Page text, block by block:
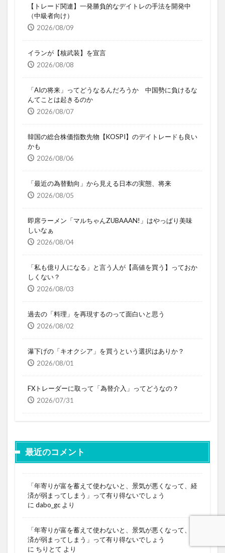
【トレード関連】一発勝負的なデイトレの手法を開発中
（中級者向け）
2026/08/09
イランが【核武装】を宣言
2026/08/08
「AIの将来」ってどうなるんだろうか 中国勢に負けるな
んてことは起きるのか
2026/08/07
韓国の総合株価指数先物【KOSPI】のデイトレードも良い
かも
2026/08/06
「最近の為替動向」から見える日本の実態、将来
2026/08/05
即席ラーメン「マルちゃんZUBAAAN!」はやっぱり美味
しいなぁ
2026/08/04
「私も億り人になる」と言う人が【高値を買う】っておか
しくない？
2026/08/03
過去の「料理」を再現するのって面白いと思う
2026/08/02
瀑下げの「キオクシア」を買うという選択はありか？
2026/08/01
FXトレーダーに取って「為替介入」ってどうなの？
2026/07/31
最近のコメント
「年寄りが富を蓄えて使わないと、景気が悪くなって、経
済が弱まってしまう」って有り得ないでしょう
に dabo_gc より
「年寄りが富を蓄えて使わないと、景気が悪くなって、経
済が弱まってしまう」って有り得ないでしょう
に ちりとて より